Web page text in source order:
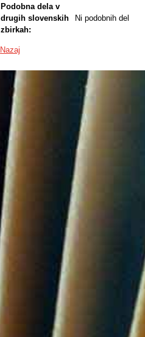
Podobna dela v
drugih slovenskih
zbirkah:
Ni podobnih del
Nazaj